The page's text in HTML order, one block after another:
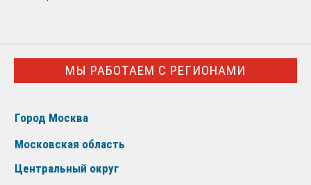
МЫ РАБОТАЕМ С РЕГИОНАМИ
Город Москва
Московская область
Центральный округ